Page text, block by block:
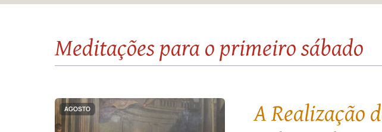
Meditações para o primeiro sábado
AGOSTO A Realização